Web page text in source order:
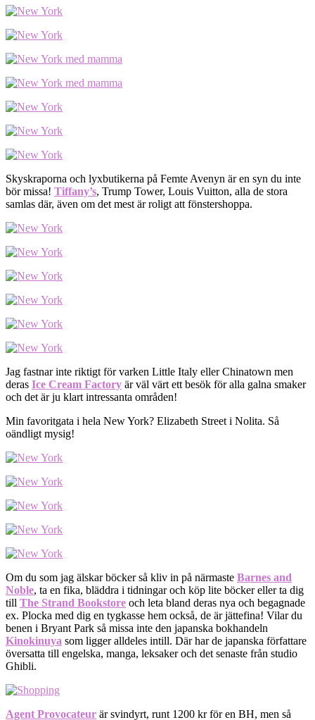
Skyskraporna och lyxbutikerna på Femte Avenyn är en syn du inte
bör missa! Tiffany’s, Trump Tower, Louis Vuitton, alla de stora
samlas där, även om det mest är roligt att fönstershoppa.
Jag fastnar inte riktigt för varken Little Italy eller Chinatown men
deras Ice Cream Factory är väl värt ett besök för alla galna smaker
och det är ju klart intressanta områden!
Min favoritgata i hela New York? Elizabeth Street i Nolita. Så
oändligt mysig!
Om du som jag älskar böcker så kliv in på närmaste Barnes and
Noble, ta en fika, bläddra i tidningar och köp lite böcker eller ta dig
till The Strand Bookstore och leta bland deras nya och begagnade
ex. Plocka med dig en tygkasse hem också, de är jättefina! Vilar du
benen i Bryant Park så missa inte den japanska bokhandeln
Kinokinuya som ligger alldeles intill. Där har de japanska författare
översatta till engelska, manga, leksaker och det senaste från studio
Ghibli.
Agent Provocateur är svindyrt, runt 1200 kr för en BH, men så